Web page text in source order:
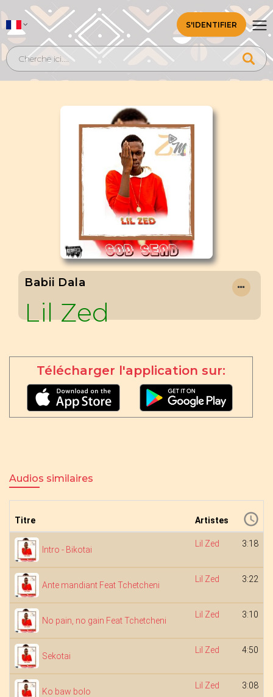
S'IDENTIFIER
Babii Dala
Lil Zed
Télécharger l'application sur:
Audios similaires
Titre Artistes
Intro - Bikotai
Lil Zed 3:18
Ante mandiant Feat Tchetcheni
Lil Zed 3:22
No pain, no gain Feat Tchetcheni
Lil Zed 3:10
Sekotai
Lil Zed 4:50
Ko baw bolo
Lil Zed 3:08